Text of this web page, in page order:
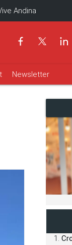
Andina
Newsletter